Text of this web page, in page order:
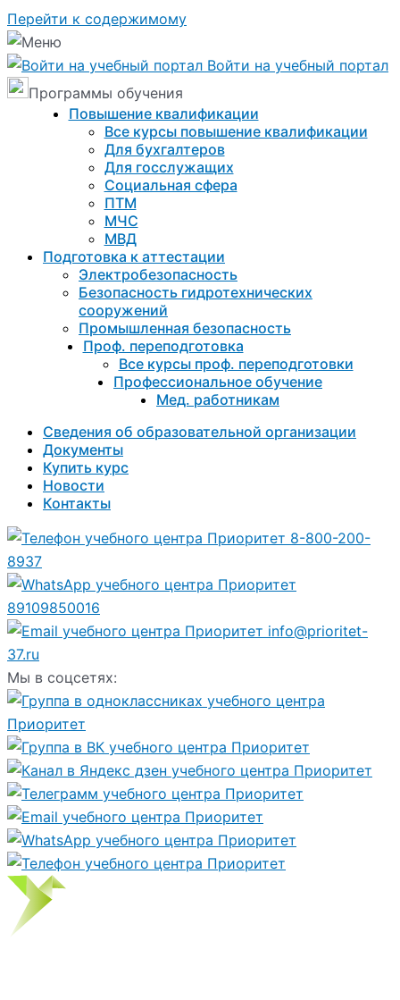
Перейти к содержимому
Войти на учебный портал
Программы обучения
Повышение квалификации
Все курсы повышение квалификации
Для бухгалтеров
Для госслужащих
Социальная сфера
ПТМ
МЧС
МВД
Подготовка к aттестации
Электробезопасность
Безопасность гидротехнических
сооружений
Промышленная безопасность
Проф. переподготовка
Все курсы проф. переподготовки
Профессиональное обучение
Мед. работникам
Сведения об образовательной организации
Документы
Купить курс
Новости
Контакты
8-800-200-
8937
89109850016
info@prioritet-
37.ru
Мы в соцсетях: